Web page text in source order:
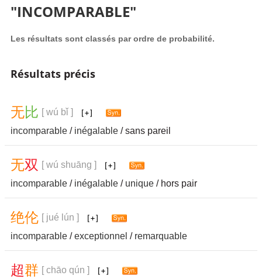
"INCOMPARABLE"
Les résultats sont classés par ordre de probabilité.
Résultats précis
无比 [ wú bǐ ]
incomparable / inégalable / sans pareil
无双 [ wú shuāng ]
incomparable / inégalable / unique / hors pair
绝伦 [ jué lún ]
incomparable /exceptionnel / remarquable
超群 [ chāo qún ]